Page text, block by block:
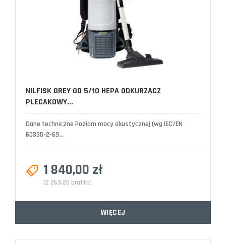
NILFISK GREY GD 5/10 HEPA ODKURZACZ
PLECAKOWY...
Dane techniczne Poziom mocy akustycznej (wg IEC/EN
60335-2-69...
1 840,00 zł
(2 263,20 brutto)
WIĘCEJ